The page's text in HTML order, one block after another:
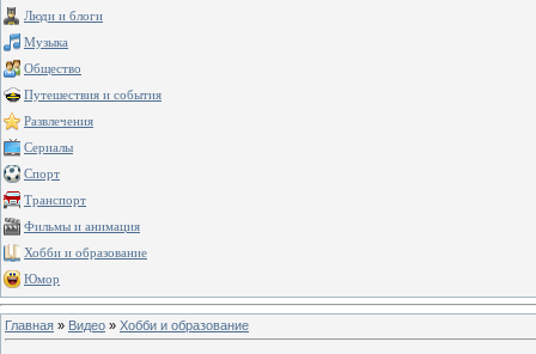
Люди и блоги
Музыка
Общество
Путешествия и события
Развлечения
Сериалы
Спорт
Транспорт
Фильмы и анимация
Хобби и образование
Юмор
Главная » Видео » Хобби и образование